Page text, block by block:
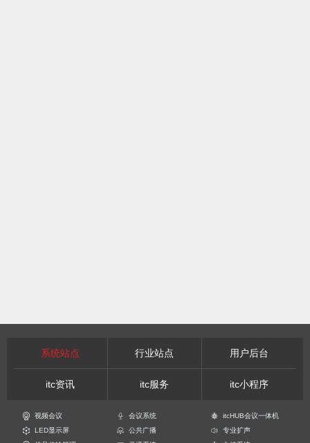
系统站点 行业站点 用户后台
itc资讯 itc服务 itc小程序
视频会议 会议系统
itcHUB会议一体机
LED显示屏
公共广播
专业扩声